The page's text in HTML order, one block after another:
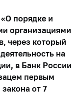
порядке и
организациями
через который
на
в Банк России
первым
от 7